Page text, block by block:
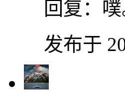
回复：
发布于